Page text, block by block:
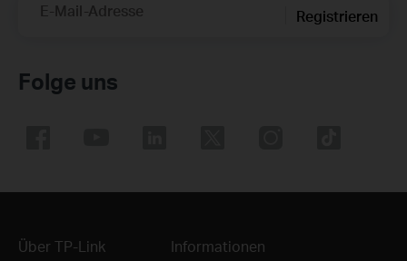
E-Mail-Adresse Registrieren
Folge uns
Über TP-Link Informationen